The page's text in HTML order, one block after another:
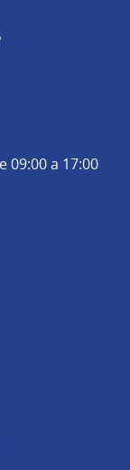
09:00 a 17:00